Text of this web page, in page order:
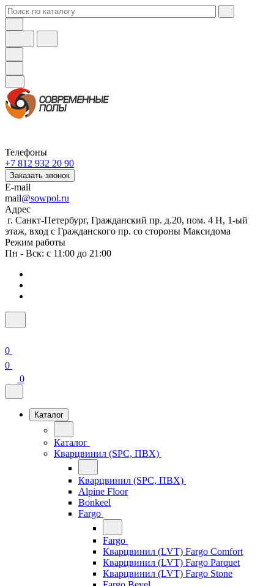
Телефоны
+7 812 932 20 90
Заказать звонок
E-mail
mail@sowpol.ru
Адрес
г. Санкт-Петербург, Гражданский пр. д.20, пом. 4 Н, 1-ый
этаж, вход с Гражданского пр. со стороны Максидома
Режим работы
Пн - Вск: с 11:00 до 21:00
0
0
0
Каталог
Каталог
Кварцвинил (SPC, ПВХ)
Кварцвинил (SPC, ПВХ)
Alpine Floor
Bonkeel
Fargo
Fargo
Кварцвинил (LVT) Fargo Comfort
Кварцвинил (LVT) Fargo Parquet
Кварцвинил (LVT) Fargo Stone